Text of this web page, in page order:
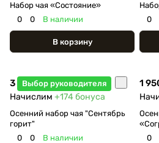
Набор чая «Состояние»
0
0 В наличии
В корзину
0
Выбор руководителя
3 490 ₽
Начислим +174бонуса
Осенний набор чая "Сентябрь
горит"
0
0 В наличии
1
0